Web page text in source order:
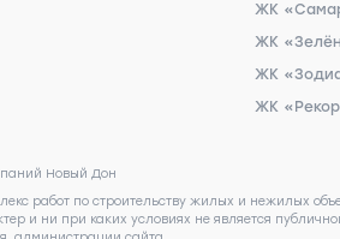
ЖК
ЖК
ЖК
ЖК
Новый Дон
работ по строительству жилых и нежилых
и ни при каких условиях не является